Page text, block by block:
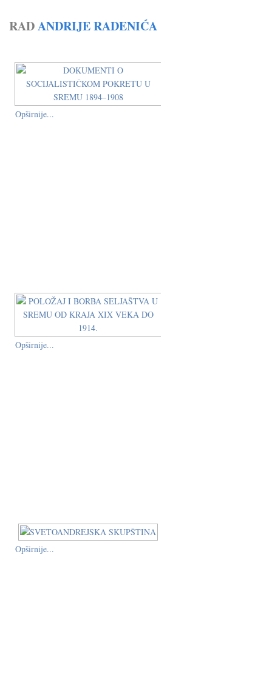
RADANDRIJE RADENIĆA
Opširnije...
Opširnije...
Opširnije...